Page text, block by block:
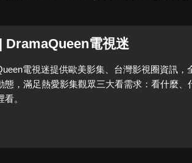
DramaQueen電視迷
電視迷提供歐美影集、台灣影視圈資訊，
態，滿足熱愛影集觀眾三大看需求：看什麼、
。